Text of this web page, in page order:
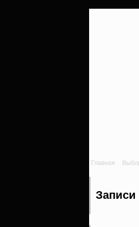
Главная
Записи